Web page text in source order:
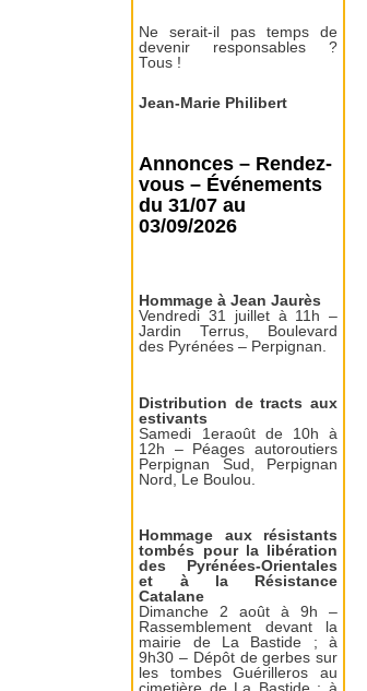
Ne serait-il pas temps de
devenir responsables ?
Tous !
Jean-Marie Philibert
Annonces – Rendez-
vous – Événements
du 31/07 au
03/09/2026
Hommage à Jean Jaurès
Vendredi 31 juillet à 11h –
Jardin Terrus, Boulevard
des Pyrénées – Perpignan.
Distribution de tracts aux
estivants
Samedi 1eraoût de 10h à
12h – Péages autoroutiers
Perpignan Sud, Perpignan
Nord, Le Boulou.
Hommage aux résistants
tombés pour la libération
des Pyrénées-Orientales
et à la Résistance
Catalane
Dimanche 2 août à 9h –
Rassemblement devant la
mairie de La Bastide ; à
9h30 – Dépôt de gerbes sur
les tombes Guérilleros au